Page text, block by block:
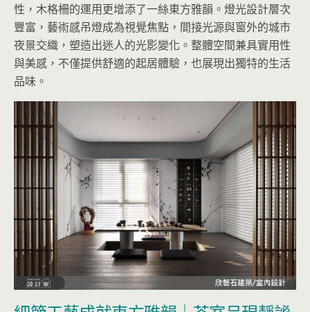
性，木格柵的運用更增添了一絲東方雅韻。燈光設計層次
豐富，藝術感吊燈成為視覺焦點，間接光源與窗外的城市
夜景交織，塑造出迷人的光影變化。整體空間兼具實用性
與美感，不僅提供舒適的起居體驗，也展現出獨特的生活
品味。